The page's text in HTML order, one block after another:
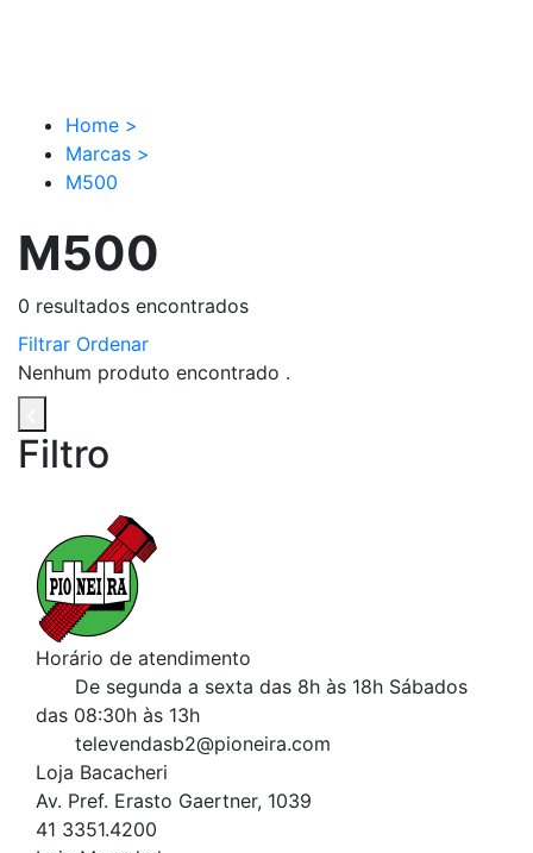
Home >
Marcas >
M500
M500
0 resultados encontrados
Filtrar Ordenar
Nenhum produto encontrado .
Filtro
Horário de atendimento
De segunda a sexta das 8h às 18h Sábados
das 08:30h às 13h
televendasb2@pioneira.com
Loja Bacacheri
Av. Pref. Erasto Gaertner, 1039
41 3351.4200